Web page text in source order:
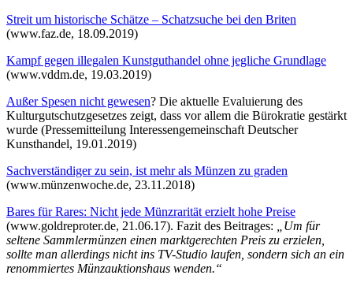
Streit um historische Schätze – Schatzsuche bei den Briten
(www.faz.de, 18.09.2019)
Kampf gegen illegalen Kunstguthandel ohne jegliche Grundlage
(www.vddm.de, 19.03.2019)
Außer Spesen nicht gewesen? Die aktuelle Evaluierung des
Kulturgutschutzgesetzes zeigt, dass vor allem die Bürokratie gestärkt
wurde (Pressemitteilung Interessengemeinschaft Deutscher
Kunsthandel, 19.01.2019)
Sachverständiger zu sein, ist mehr als Münzen zu graden
(www.münzenwoche.de, 23.11.2018)
Bares für Rares: Nicht jede Münzrarität erzielt hohe Preise
(www.goldreproter.de, 21.06.17). Fazit des Beitrages:
„Um für
seltene Sammlermünzen einen marktgerechten Preis zu erzielen,
sollte man allerdings nicht ins TV-Studio laufen, sondern sich an ein
renommiertes Münzauktionshaus wenden.“